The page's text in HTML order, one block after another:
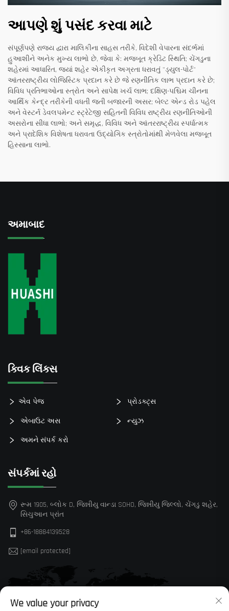
આપણે શું પસંદ કરવા માટે
સંપૂર્ણપણે રાજ્ય દ્વારા માલિકીના સાહસ તરીકે, વિદેશી વેપારના સંદર્ભમાં
હુઆશીને અનેક મુખ્ય લાભો છે, જેવા કે: મજબૂત ક્રેડિટ સ્થિતિ; ચેંગડુના
શહેરમાં આધારિત, જ્યાં શહેર એકીકૃત અગ્રતા ધરાવતું "ડ્યુલ-પોર્ટ"
આંતરરાષ્ટ્રીય લોજિસ્ટિક પ્રદાન કરે છે જે રણનીતિક લાભ પ્રદાન કરે છે;
વિવિધ પ્રતિભાઓના સ્ત્રોત અને સાપેક્ષ ખર્ચ લાભ; દક્ષિણ-પશ્ચિમ ચીનના
આર્થિક કેન્દ્ર તરીકેની વધતી જતી બજારની અસર; બેલ્ટ એન્ડ રોડ પહેલ
અને વેસ્ટર્ન ડેવલપમેન્ટ સ્ટ્રેટેજી સહિતની વિવિધ રાષ્ટ્રીય રણનીતિઓની
અસરોના સીધા લાભો; અને સમૃદ્ધ, વિવિધ અને આંતરરાષ્ટ્રીય સ્પર્ધાત્મક
અને પ્રાદેશિક વિશેષતા ધરાવતા ઉદ્યોગિક સ્ત્રોતોમાંથી મેળવેલા મજબૂત
હિસ્સાના લાભો.
અમાબાદ
ક્વિક લિંક્સ
એવ પેજ પ્રોડક્ટ્સ
એબાઉટ અસ ન્યુઝ
અમને સંપર્ક કરો
સંપર્કમાં રહો
રૂમ 1905, બ્લોક D, જિન્નીયુ વાન્ડા SOHO, જિન્નીયુ જિલ્લો, ચેંગડુ શહેર,
સિચુઆન પ્રાંત
+86-18884139528
[email protected]
We value your privacy